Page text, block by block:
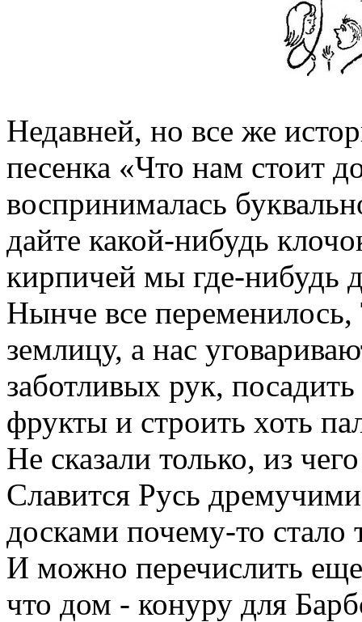
Недавней, но все же
песенка «Что нам стоит
воспринималась
дайте какой-нибудь
кирпичей мы где-нибудь
Нынче все
землицу, а нас
заботливых рук,
фрукты и строить хоть
Не сказали только, из
Славится Русь
досками почему-то стало
И можно перечислить еще
что дом - конуру для